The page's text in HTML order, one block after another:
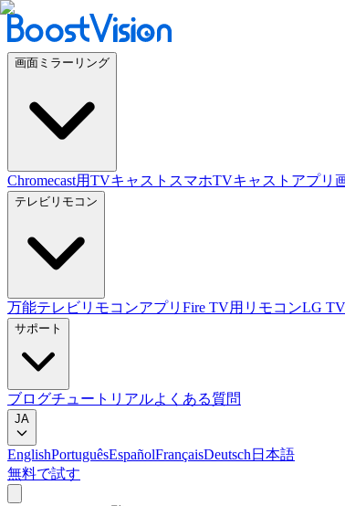
画面ミラーリング
Chromecast用TVキャスト スマホTVキャストアプリ
テレビリモコン
万能テレビリモコンアプリ Fire TV用リモコンLG
サポート
ブログチュートリアルよくある質問
JA
EnglishPortuguêsEspañolFrançaisDeutsch 日本語
無料で試す